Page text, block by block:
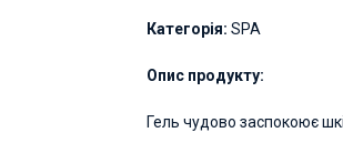
Категорія: SPA
Опис продукту:
Гель чудово заспокоює